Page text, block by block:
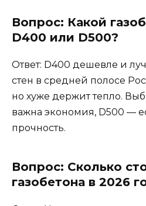
Вопрос: Какой
D400 или D500?
Ответ: D400 дешевле и
стен в средней полосе
но хуже держит тепло.
важна экономия, D500 —
прочность.
Вопрос: Сколько
газобетона в 2026